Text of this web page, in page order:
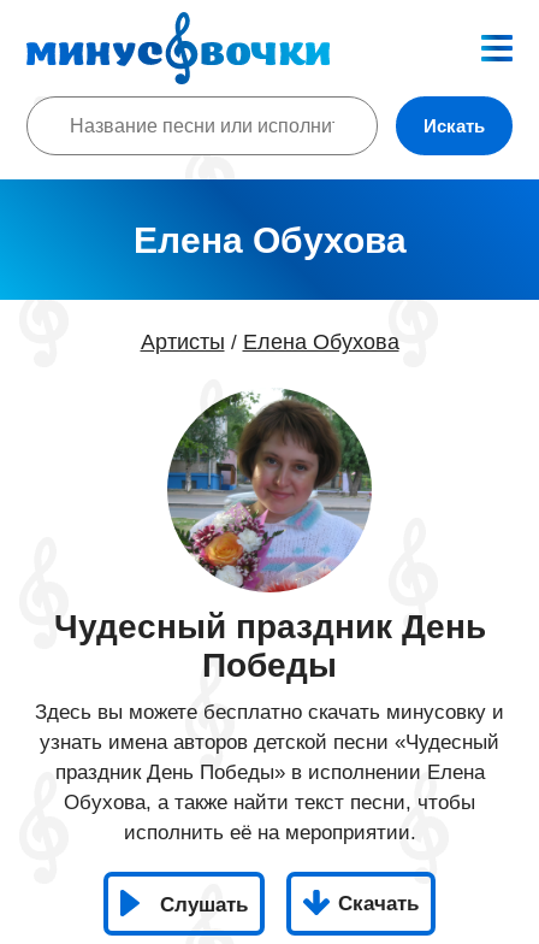
Искать
Елена Обухова
Артисты / Елена Обухова
Чудесный праздник День
Победы
Здесь вы можете бесплатно скачать минусовку и
узнать имена авторов детской песни «Чудесный
праздник День Победы» в исполнении Елена
Обухова, а также найти текст песни, чтобы
исполнить её на мероприятии.
Слушать Скачать